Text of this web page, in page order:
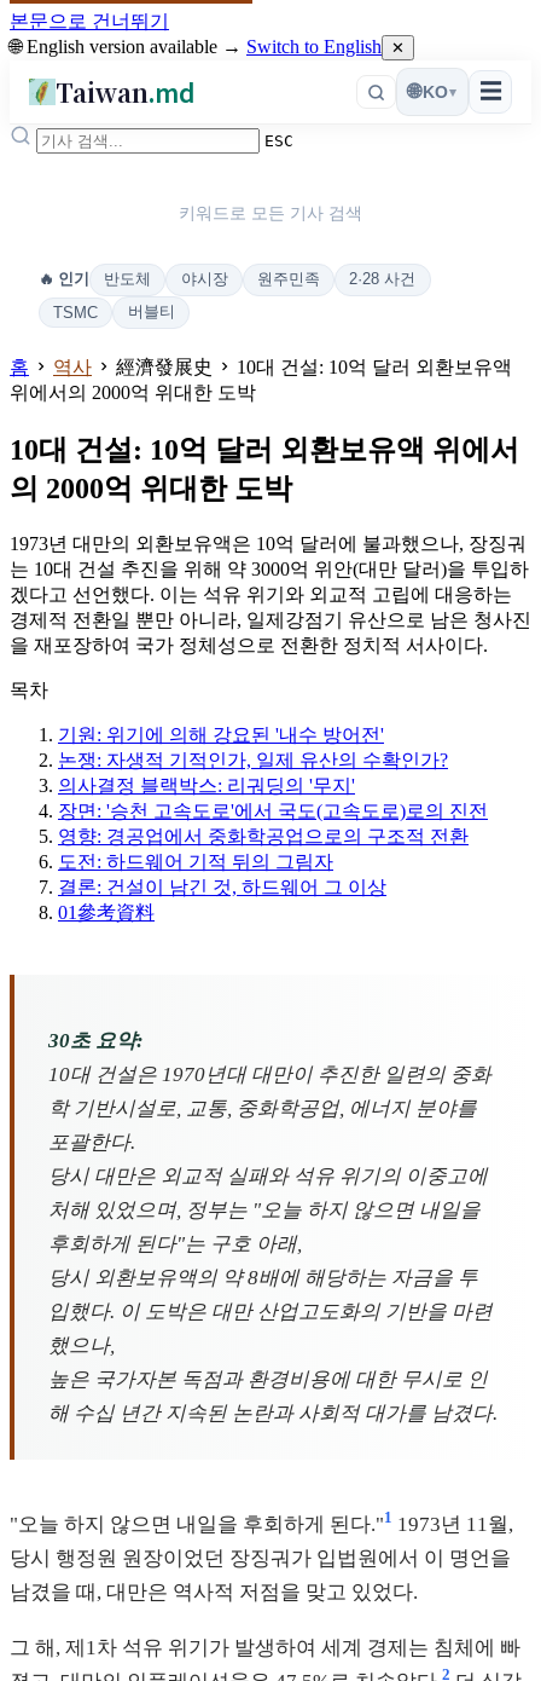
본문으로 건너뛰기
🌐 English version available → Switch to English ✕
Taiwan.md ☰
🌐KO▾
ESC
키워드로 모든 기사 검색
🔥 인기 반도체 야시장 원주민족
2·28 사건
TSMC
버블티
홈 역사 經濟發展史
10대 건설: 10억 달러 외환보유액
위에서의 2000억 위대한 도박
10대 건설: 10억 달러 외환보유액 위에서
의 2000억 위대한 도박
1973년 대만의 외환보유액은 10억 달러에 불과했으나, 장징궈
는 10대 건설 추진을 위해 약 3000억 위안(대만 달러)을 투입하
겠다고 선언했다. 이는 석유 위기와 외교적 고립에 대응하는
경제적 전환일 뿐만 아니라, 일제강점기 유산으로 남은 청사진
을 재포장하여 국가 정체성으로 전환한 정치적 서사이다.
목차
기원: 위기에 의해 강요된 '내수 방어전'
논쟁: 자생적 기적인가, 일제 유산의 수확인가?
의사결정 블랙박스: 리궈딩의 '무지'
장면: '승천 고속도로'에서 국도(고속도로)로의 진전
영향: 경공업에서 중화학공업으로의 구조적 전환
도전: 하드웨어 기적 뒤의 그림자
결론: 건설이 남긴 것, 하드웨어 그 이상
01參考資料
30초 요약:
10대 건설은 1970년대 대만이 추진한 일련의 중화
학 기반시설로, 교통, 중화학공업, 에너지 분야를
포괄한다.
당시 대만은 외교적 실패와 석유 위기의 이중고에
처해 있었으며, 정부는 "오늘 하지 않으면 내일을
후회하게 된다"는 구호 아래,
당시 외환보유액의 약 8배에 해당하는 자금을 투
입했다. 이 도박은 대만 산업고도화의 기반을 마련
했으나,
높은 국가자본 독점과 환경비용에 대한 무시로 인
해 수십 년간 지속된 논란과 사회적 대가를 남겼다.
"오늘 하지 않으면 내일을 후회하게 된다."1 1973년 11월,
당시 행정원 원장이었던 장징궈가 입법원에서 이 명언을
남겼을 때, 대만은 역사적 저점을 맞고 있었다.
그 해, 제1차 석유 위기가 발생하여 세계 경제는 침체에 빠
2